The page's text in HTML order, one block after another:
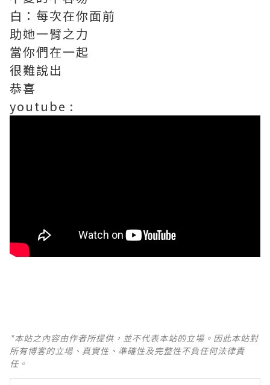
白：每次在你面前
助她一臂之力
當你們在一起
很難說出
恭喜
youtube :
*本站之內容由作者所提供，並不代表本站的立場。因此本站對
所有博客的立場、真實性、準確性及完整性不負任何法律責
任。